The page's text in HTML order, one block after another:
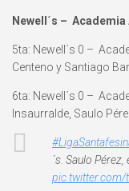
Newell´s –
5ta: Newell´s 0 –
Centeno y Santiago
6ta: Newell´s 0 –
Insaurralde, Saulo
´s. Saulo
pic.twitter.com/